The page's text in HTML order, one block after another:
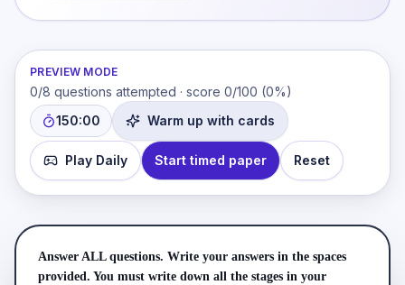
PREVIEW MODE
0/8 questions attempted · score 0/100 (0%)
150:00
Warm up with cards
Play Daily Start timed paper Reset
Answer ALL questions. Write your answers in the spaces
provided. You must write down all the stages in your